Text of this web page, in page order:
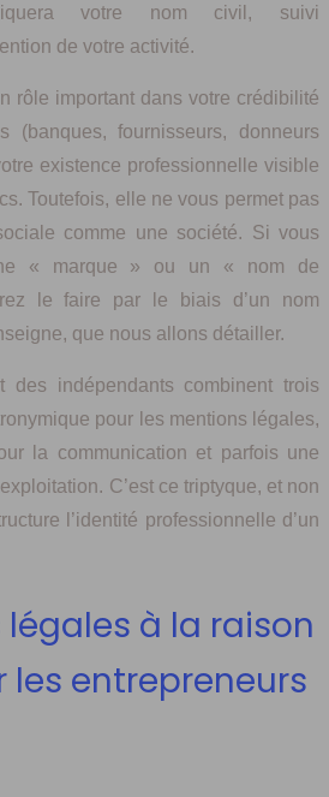
votre nom civil, suivi
de votre activité.
rôle important dans votre crédibilité
(banques, fournisseurs, donneurs
existence professionnelle visible
Toutefois, elle ne vous permet pas
comme une société. Si vous
« marque » ou un « nom de
le faire par le biais d’un nom
que nous allons détailler.
des indépendants combinent trois
pour les mentions légales,
la communication et parfois une
C’est ce triptyque, et non
l’identité professionnelle d’un
à la raison
les entrepreneurs